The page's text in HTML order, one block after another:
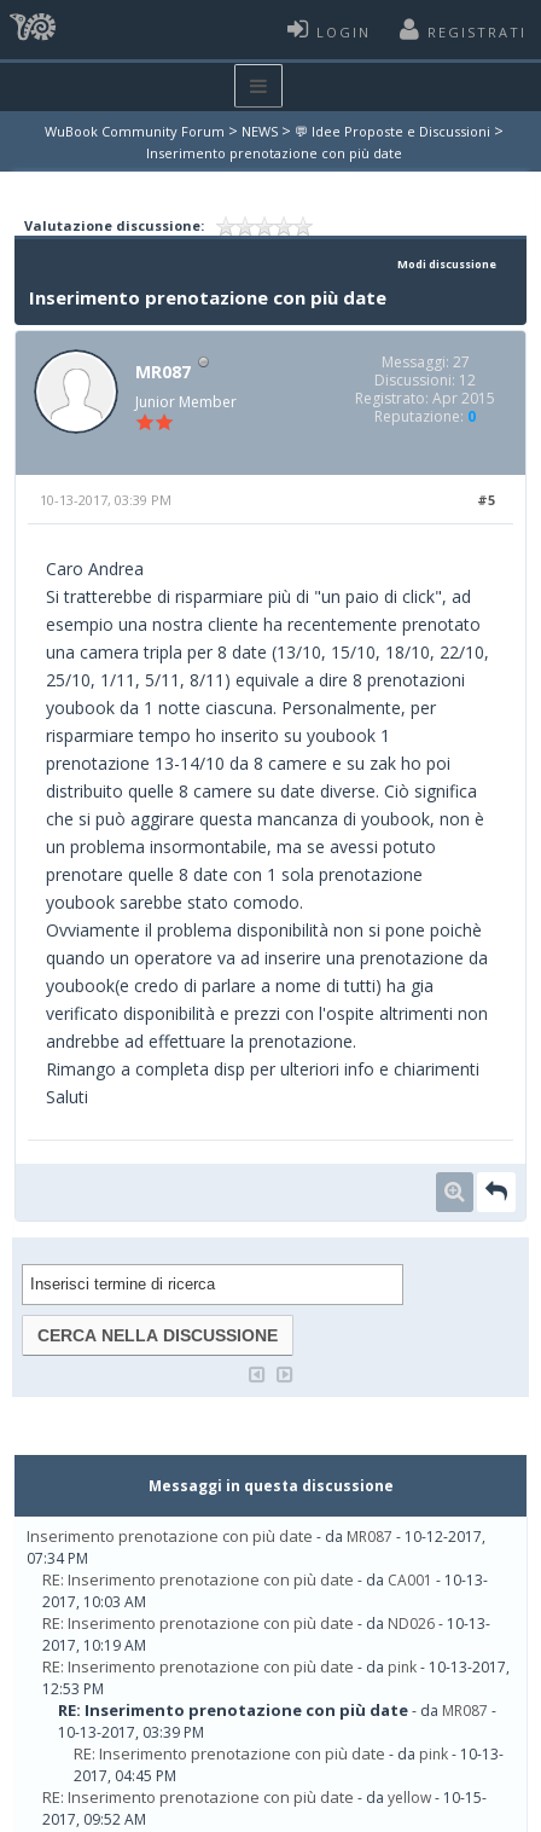
LOGIN REGISTRATI
WuBook Community Forum > NEWS > 💬 Idee Proposte e Discussioni >
Inserimento prenotazione con più date
Valutazione discussione:
Modi discussione
Inserimento prenotazione con più date
MR087
Junior Member
Messaggi: 27
Discussioni: 12
Registrato: Apr 2015
Reputazione: 0
#5
10-13-2017, 03:39 PM
Caro Andrea
Si tratterebbe di risparmiare più di "un paio di click", ad
esempio una nostra cliente ha recentemente prenotato
una camera tripla per 8 date (13/10, 15/10, 18/10, 22/10,
25/10, 1/11, 5/11, 8/11) equivale a dire 8 prenotazioni
youbook da 1 notte ciascuna. Personalmente, per
risparmiare tempo ho inserito su youbook 1
prenotazione 13-14/10 da 8 camere e su zak ho poi
distribuito quelle 8 camere su date diverse. Ciò significa
che si può aggirare questa mancanza di youbook, non è
un problema insormontabile, ma se avessi potuto
prenotare quelle 8 date con 1 sola prenotazione
youbook sarebbe stato comodo.
Ovviamente il problema disponibilità non si pone poichè
quando un operatore va ad inserire una prenotazione da
youbook(e credo di parlare a nome di tutti) ha gia
verificato disponibilità e prezzi con l'ospite altrimenti non
andrebbe ad effettuare la prenotazione.
Rimango a completa disp per ulteriori info e chiarimenti
Saluti
Messaggi in questa discussione
Inserimento prenotazione con più date - da MR087 - 10-12-2017,
07:34 PM
RE: Inserimento prenotazione con più date - da CA001 - 10-13-
2017, 10:03 AM
RE: Inserimento prenotazione con più date - da ND026- 10-13-
2017, 10:19 AM
RE: Inserimento prenotazione con più date - da pink- 10-13-2017,
12:53 PM
RE: Inserimento prenotazione con più date- da MR087 -
10-13-2017, 03:39 PM
RE: Inserimento prenotazione con più date - da pink- 10-13-
2017, 04:45 PM
RE: Inserimento prenotazione con più date - da yellow- 10-15-
2017, 09:52 AM